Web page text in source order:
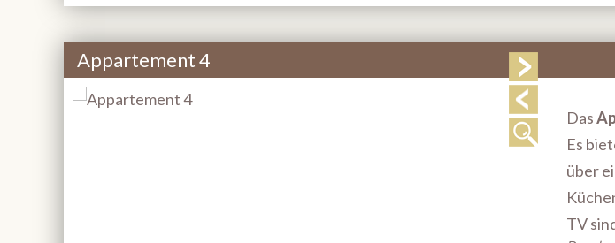
Appartement 4
Das
Es
über
TV